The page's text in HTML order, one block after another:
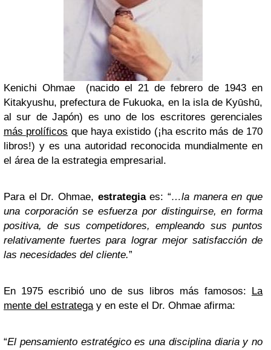
Kenichi Ohmae (nacido el 21 de febrero de 1943 en
Kitakyushu, prefectura de Fukuoka, en la isla de Kyūshū,
al sur de Japón) es uno de los escritores gerenciales
más prolíficos que haya existido (¡ha escrito más de 170
libros!) y es una autoridad reconocida mundialmente en
el área de la estrategia empresarial.
Para el Dr. Ohmae, estrategiaes: “…la manera en que
una corporación se esfuerza por distinguirse, en forma
positiva, de sus competidores, empleando sus puntos
relativamente fuertes para lograr mejor satisfacción de
las necesidades del cliente.”
En 1975 escribió uno de sus libros más famosos: La
mente del estrategay en este el Dr. Ohmae afirma:
“El pensamiento estratégico es una disciplina diaria y no